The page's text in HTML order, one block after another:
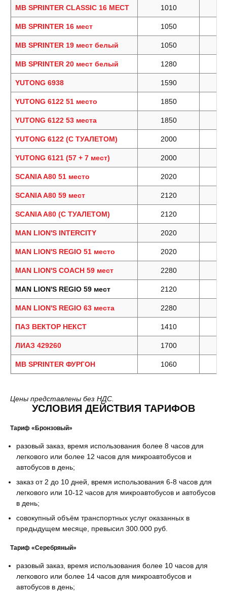
MB SPRINTER CLASSIC 16 МЕСТ 1010
MB SPRINTER 16 мест 1050
MB SPRINTER 19 мест белый 1050
MB SPRINTER 20 мест белый 1280
YUTONG 6938 1590
YUTONG 6122 51 место 1850
YUTONG 6122 53 места 1850
YUTONG 6122 (С ТУАЛЕТОМ) 2000
YUTONG 6121 (57 + 7 мест) 2000
SCANIA A80 51 место 2020
SCANIA A80 59 мест 2120
SCANIA A80 (С ТУАЛЕТОМ) 2120
MAN LION'S INTERCITY 2020
MAN LION'S REGIO 51 место 2020
MAN LION'S COACH 59 мест 2280
MAN LION'S REGIO 59 мест 2120
MAN LION'S REGIO 63 места 2280
ПАЗ ВЕКТОР НЕКСТ 1410
ЛИАЗ 429260 1700
MB SPRINTER ФУРГОН 1060
Цены представлены без НДС.
УСЛОВИЯ ДЕЙСТВИЯ ТАРИФОВ
Тариф «Бронзовый»
разовый заказ, время использования более 8 часов для
легкового или более 12 часов для микроавтобусов и
автобусов в день;
заказ от 2 до 10 дней, время использования 6-8 часов для
легкового или 10-12 часов для микроавтобусов и автобусов
в день;
совокупный объём транспортных услуг оказанных в
предыдущем месяце, превысил 300.000 руб.
Тариф «Серебряный»
разовый заказ, время использования более 10 часов для
легкового или более 14 часов для микроавтобусов и
автобусов в день;